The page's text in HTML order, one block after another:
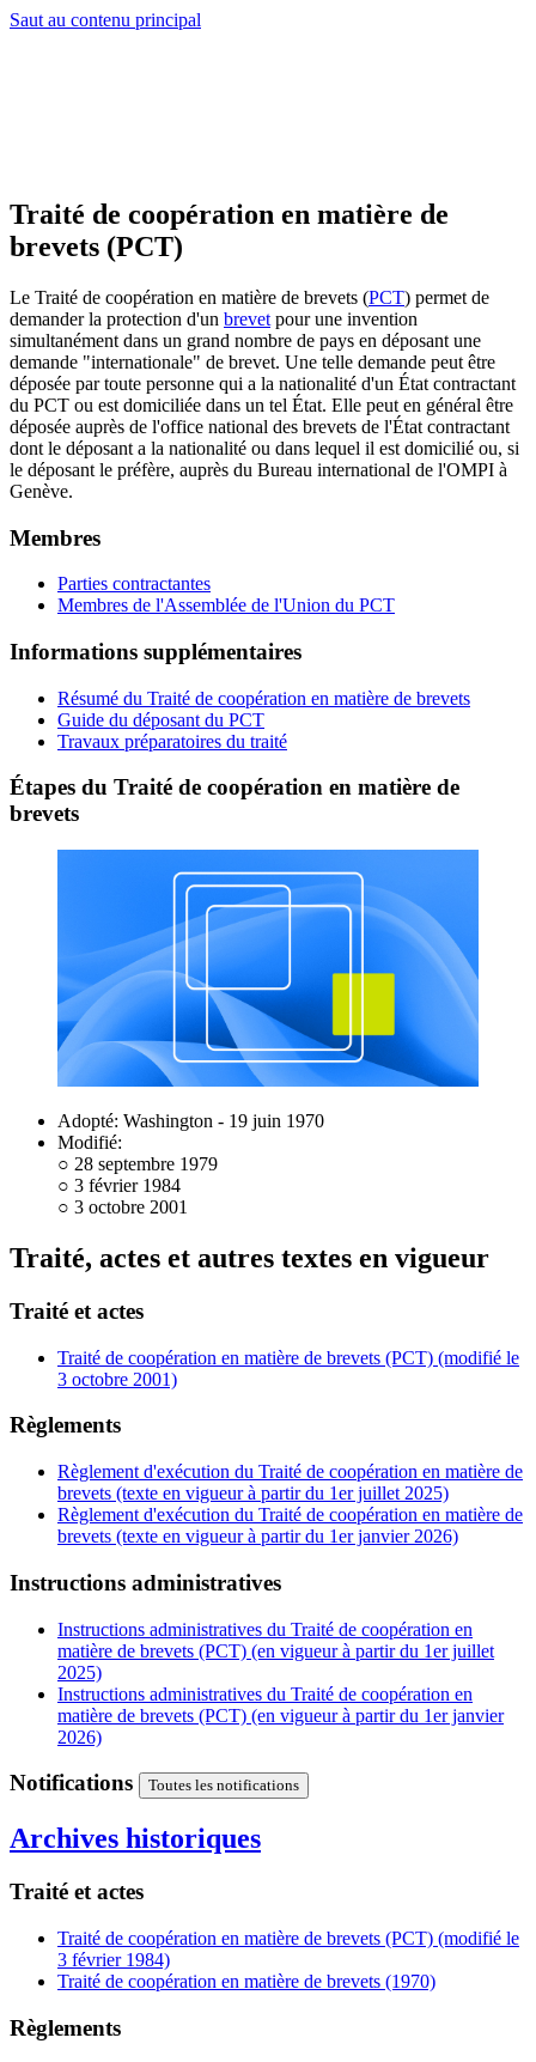
Saut au contenu principal
Traité de coopération en matière de
brevets (PCT)
Le Traité de coopération en matière de brevets (PCT) permet de
demander la protection d'un brevet pour une invention
simultanément dans un grand nombre de pays en déposant une
demande "internationale" de brevet. Une telle demande peut être
déposée par toute personne qui a la nationalité d'un État contractant
du PCT ou est domiciliée dans un tel État. Elle peut en général être
déposée auprès de l'office national des brevets de l'État contractant
dont le déposant a la nationalité ou dans lequel il est domicilié ou, si
le déposant le préfère, auprès du Bureau international de l'OMPI à
Genève.
Membres
Parties contractantes
Membres de l'Assemblée de l'Union du PCT
Informations supplémentaires
Résumé du Traité de coopération en matière de brevets
Guide du déposant du PCT
Travaux préparatoires du traité
Étapes du Traité de coopération en matière de
brevets
Adopté: Washington - 19 juin 1970
Modifié:
○ 28 septembre 1979
○ 3 février 1984
○ 3 octobre 2001
Traité, actes et autres textes en vigueur
Traité et actes
Traité de coopération en matière de brevets (PCT) (modifié le
3 octobre 2001)
Règlements
Règlement d'exécution du Traité de coopération en matière de
brevets (texte en vigueur à partir du 1er juillet 2025)
Règlement d'exécution du Traité de coopération en matière de
brevets (texte en vigueur à partir du 1er janvier 2026)
Instructions administratives
Instructions administratives du Traité de coopération en
matière de brevets (PCT) (en vigueur à partir du 1er juillet
2025)
Instructions administratives du Traité de coopération en
matière de brevets (PCT) (en vigueur à partir du 1er janvier
2026)
Notifications Toutes les notifications
Archives historiques
Traité et actes
Traité de coopération en matière de brevets (PCT) (modifié le
3 février 1984)
Traité de coopération en matière de brevets (1970)
Règlements